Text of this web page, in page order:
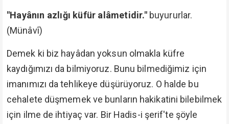
"Hayânın azlığı küfür alâmetidir." buyururlar.
(Münâvî)
Demek ki biz hayâdan yoksun olmakla küfre
kaydığımızı da bilmiyoruz. Bunu bilmediğimiz için
imanımızı da tehlikeye düşürüyoruz. O halde bu
cehalete düşmemek ve bunların hakikatini bilebilmek
için ilme de ihtiyaç var. Bir Hadis-i şerif'te şöyle